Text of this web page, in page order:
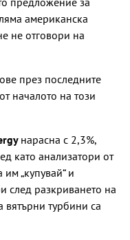
американска
не отговори на
през последните
началото на този
нарасна с 2,3%,
като анализатори от
„купувай“ и
след разкриването на
турбини са